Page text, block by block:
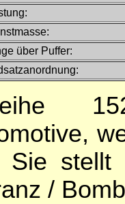
über Puffer:
Sie stellt
/